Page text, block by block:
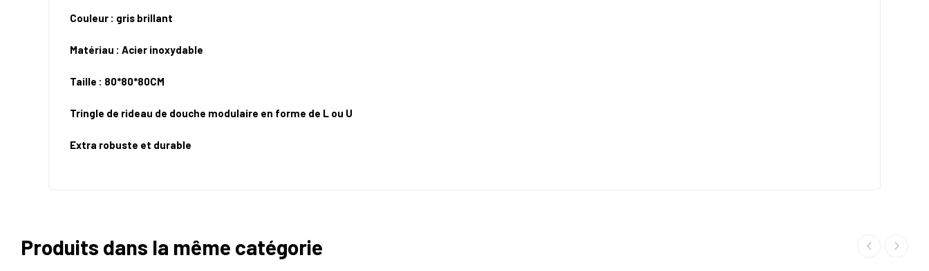
Couleur : gris brillant
Matériau : Acier inoxydable
Taille : 80*80*80CM
Tringle de rideau de douche modulaire en forme de L ou U
Extra robuste et durable
Produits dans la même catégorie